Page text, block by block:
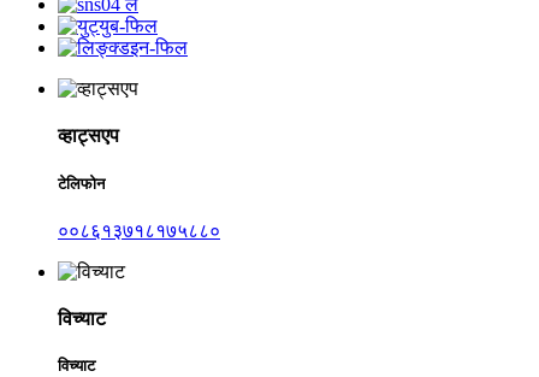
व्हाट्सएप
टेलिफोन
००८६१३७१८१७५८८०
विच्याट
विच्याट